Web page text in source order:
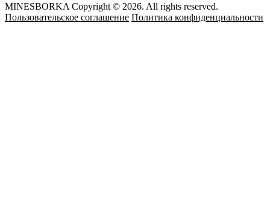
MINESBORKA Copyright © 2026. All rights reserved.
Пользовательское соглашение Политика конфиденциальности